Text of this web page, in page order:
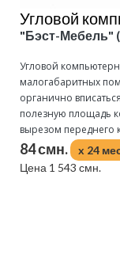
Угловой
"Бэст-Мебель"
Угловой
малогабаритных
органично
полезную площадь
вырезом переднего
84 смн.
x 24
Цена 1 543 смн.